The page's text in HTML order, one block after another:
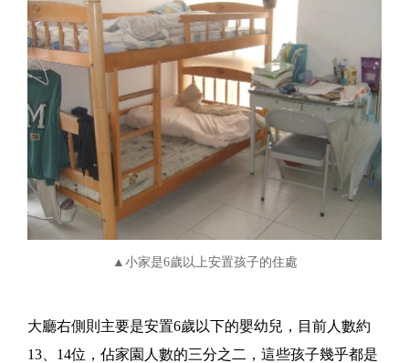
▲小家是6歲以上安置孩子的住處
大廳右側則主要是安置6歲以下的嬰幼兒，目前人數約
13、14位，佔家園人數的三分之二，這些孩子幾乎都是